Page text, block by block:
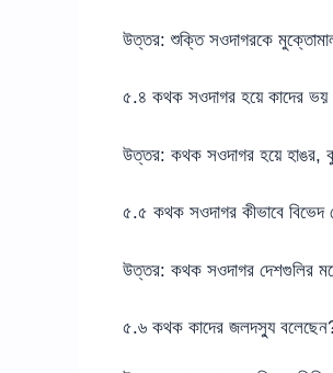
উত্তর: শুক্তি সওদাগরকে
৫.৪ কথক সওদাগর হয়ে কাদের ভয়
উত্তর: কথক সওদাগর হয়ে হাঙর,
৫.৫ কথক সওদাগর কীভাবে
উত্তর: কথক সওদাগর দেশগুলির
৫.৬ কথক কাদের জলদস্যু বলেছেন?